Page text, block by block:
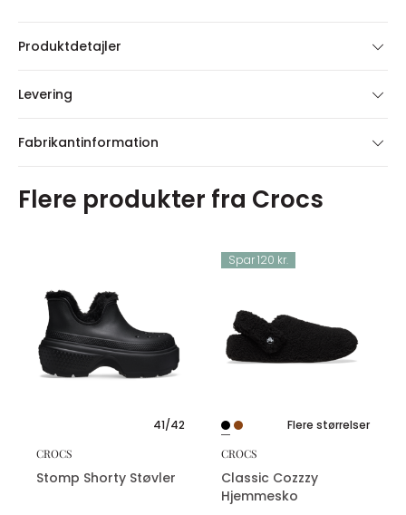
Produktdetajler
Levering
Fabrikantinformation
Flere produkter fra Crocs
41/42
CROCS
Stomp Shorty Støvler
Spar 120 kr.
Flere størrelser
CROCS
Classic Cozzzy
Hjemmesko